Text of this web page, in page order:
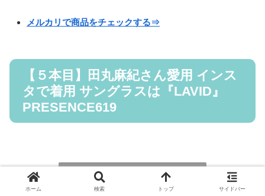
メルカリで商品をチェックする⇒
【５本目】田丸麻紀さん愛用 インス
タで着用 サングラスは『LAVID』
PRESENCE619
田丸麻紀さん着用画像
ホーム 検索 トップ サイドバー